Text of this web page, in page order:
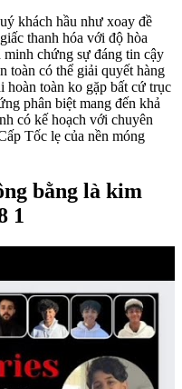
khách hầu như xoay đề
thanh hóa với độ hòa
chứng sự đáng tin cậy
toàn có thể giải quyết hàng
hoàn toàn ko gặp bất cứ trục
phân biệt mang đến khả
có kế hoạch với chuyên
Tốc lẹ của nền móng
bằng là kim
1